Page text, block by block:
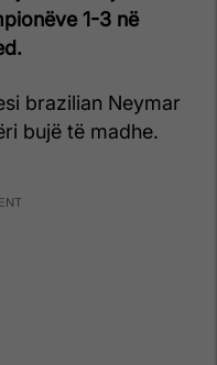
1-3 në
brazilian Neymar
bujë të madhe.